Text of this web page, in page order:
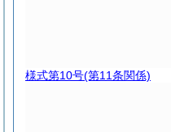
様式第10号(第11条関係)